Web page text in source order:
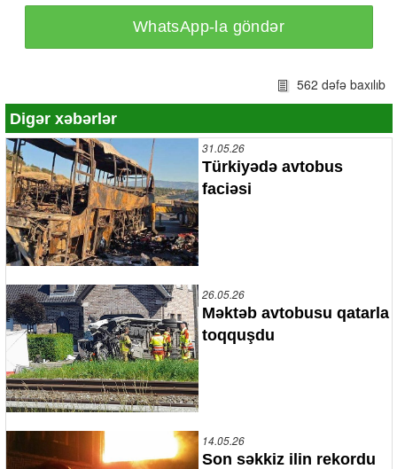
WhatsApp-la göndər
562 dəfə baxılıb
Digər xəbərlər
31.05.26
Türkiyədə avtobus
faciəsi
26.05.26
Məktəb avtobusu qatarla
toqquşdu
14.05.26
Son səkkiz ilin rekordu